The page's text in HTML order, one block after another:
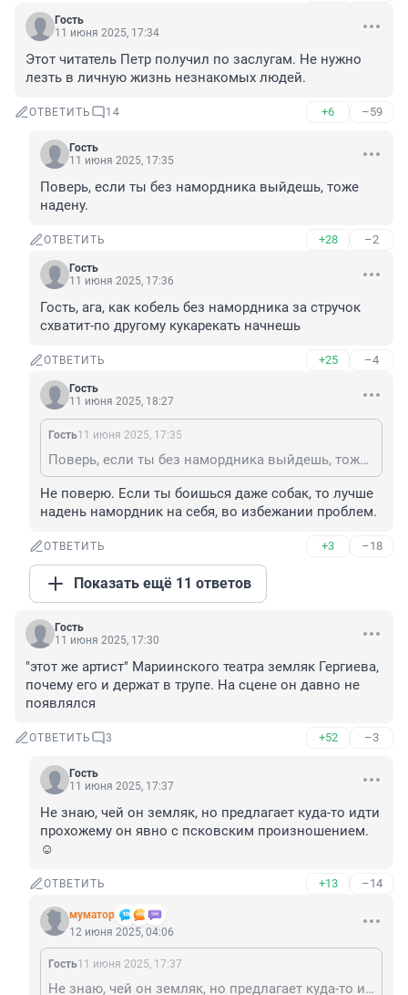
Гость
11 июня 2025, 17:34
Этот читатель Петр получил по заслугам. Не нужно
лезть в личную жизнь незнакомых людей.
ОТВЕТИТЬ 14 +6 –59
Гость
11 июня 2025, 17:35
Поверь, если ты без намордника выйдешь, тоже
надену.
ОТВЕТИТЬ +28 –2
Гость
11 июня 2025, 17:36
Гость, ага, как кобель без намордника за стручок
схватит-по другому кyкapeкать начнешь
ОТВЕТИТЬ +25 –4
Гость
11 июня 2025, 18:27
Гость11 июня 2025, 17:35
Поверь, если ты без намордника выйдешь, тоже надену.
Не поверю. Если ты боишься даже собак, то лучше
надень намордник на себя, во избежании проблем.
ОТВЕТИТЬ +3 –18
Показать ещё 11 ответов
Гость
11 июня 2025, 17:30
"этот же артист" Мариинского театра земляк Гергиева,
почему его и держат в трупе. На сцене он давно не
появлялся
ОТВЕТИТЬ 3 +52 –3
Гость
11 июня 2025, 17:37
Не знаю, чей он земляк, но предлагает куда-то идти
прохожему он явно с псковским произношением.
☺️
ОТВЕТИТЬ +13 –14
муматор
12 июня 2025, 04:06
Гость11 июня 2025, 17:37
Не знаю, чей он земляк, но предлагает куда-то идти прохожему он явно с псковским произношением. ☺️